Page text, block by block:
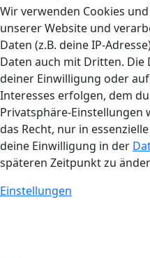
Wir verwenden Cookies
unserer Website und
Daten (z.B. deine IP-
Daten auch mit Dritten.
deiner Einwilligung oder
Interesses erfolgen, dem
Privatsphäre-Einstellungen
das Recht, nur in
deine Einwilligung in der
späteren Zeitpunkt zu
Einstellungen